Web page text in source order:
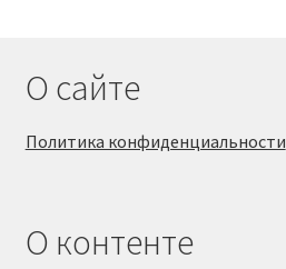
О сайте
Политика конфиденциальности
О контенте